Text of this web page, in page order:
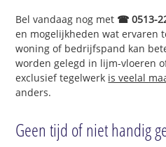
Bel vandaag nog met ☎ 0513-
en mogelijkheden wat ervaren
woning of bedrijfspand kan
worden gelegd in lijm-vloeren
exclusief tegelwerk is veelal
anders.
Geen tijd of niet handig